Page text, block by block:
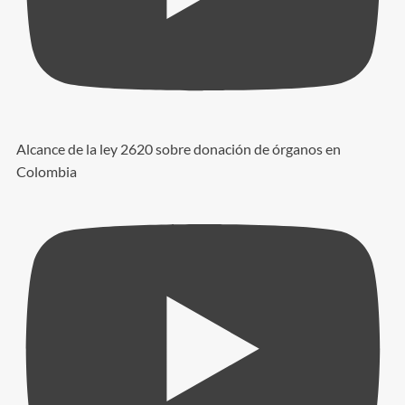
Alcance de la ley 2620 sobre donación de órganos en
Colombia